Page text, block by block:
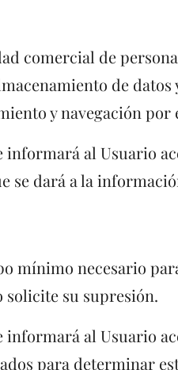
comercial de
de
y navegación por
informará al Usuario
se dará a la
mínimo necesario
solicite su supresión.
al Usuario
para determinar